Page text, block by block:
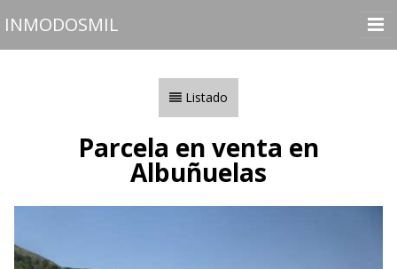
INMODOSMIL
Contactar
Listado
Parcela en venta en
Albuñuelas